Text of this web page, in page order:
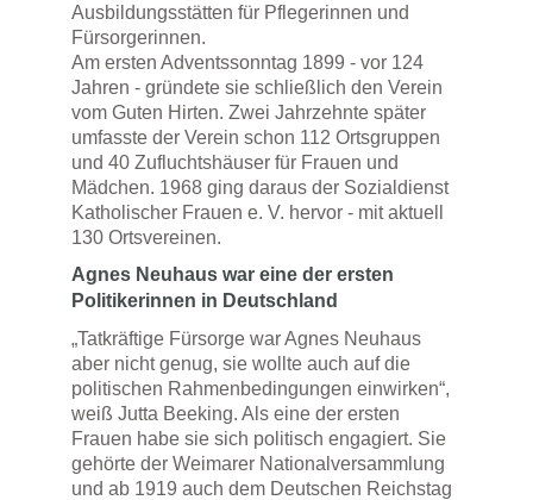
Ausbildungsstätten für Pflegerinnen und
Fürsorgerinnen.
Am ersten Adventssonntag 1899 - vor 124
Jahren - gründete sie schließlich den Verein
vom Guten Hirten. Zwei Jahrzehnte später
umfasste der Verein schon 112 Ortsgruppen
und 40 Zufluchtshäuser für Frauen und
Mädchen. 1968 ging daraus der Sozialdienst
Katholischer Frauen e. V. hervor - mit aktuell
130 Ortsvereinen.
Agnes Neuhaus war eine der ersten
Politikerinnen in Deutschland
„Tatkräftige Fürsorge war Agnes Neuhaus
aber nicht genug, sie wollte auch auf die
politischen Rahmenbedingungen einwirken“,
weiß Jutta Beeking. Als eine der ersten
Frauen habe sie sich politisch engagiert. Sie
gehörte der Weimarer Nationalversammlung
und ab 1919 auch dem Deutschen Reichstag